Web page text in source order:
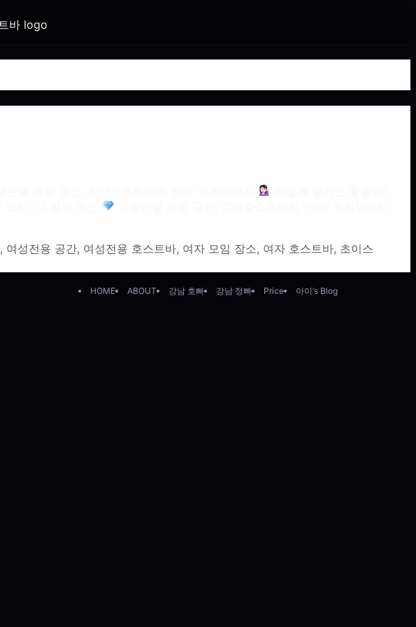
, 여성전용 공간, 여성전용 호스트바, 여자 모임 장소, 여자 호스트바, 초이스
HOME ABOUT 강남 호빠 강남 정빠 Price 아이’s Blog